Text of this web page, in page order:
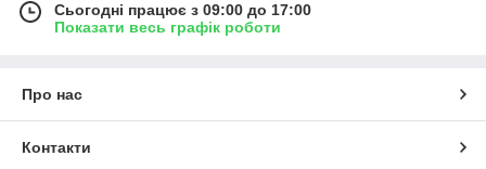
Сьогодні працює з 09:00 до 17:00
Показати весь графік роботи
Про нас
Контакти